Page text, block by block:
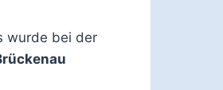
wurde bei der